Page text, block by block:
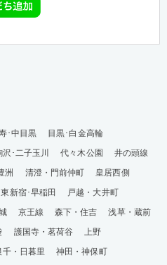
･中目黒
目黒･白金高輪
沢･二子玉川 代々木公園
井の頭線
洲 清澄・門前仲町
皇居西側
東新宿･早稲田
戸越・大井町
京王線 森下・住吉
浅草・蔵前
護国寺・茗荷谷
上野
千・日暮里
神田・神保町